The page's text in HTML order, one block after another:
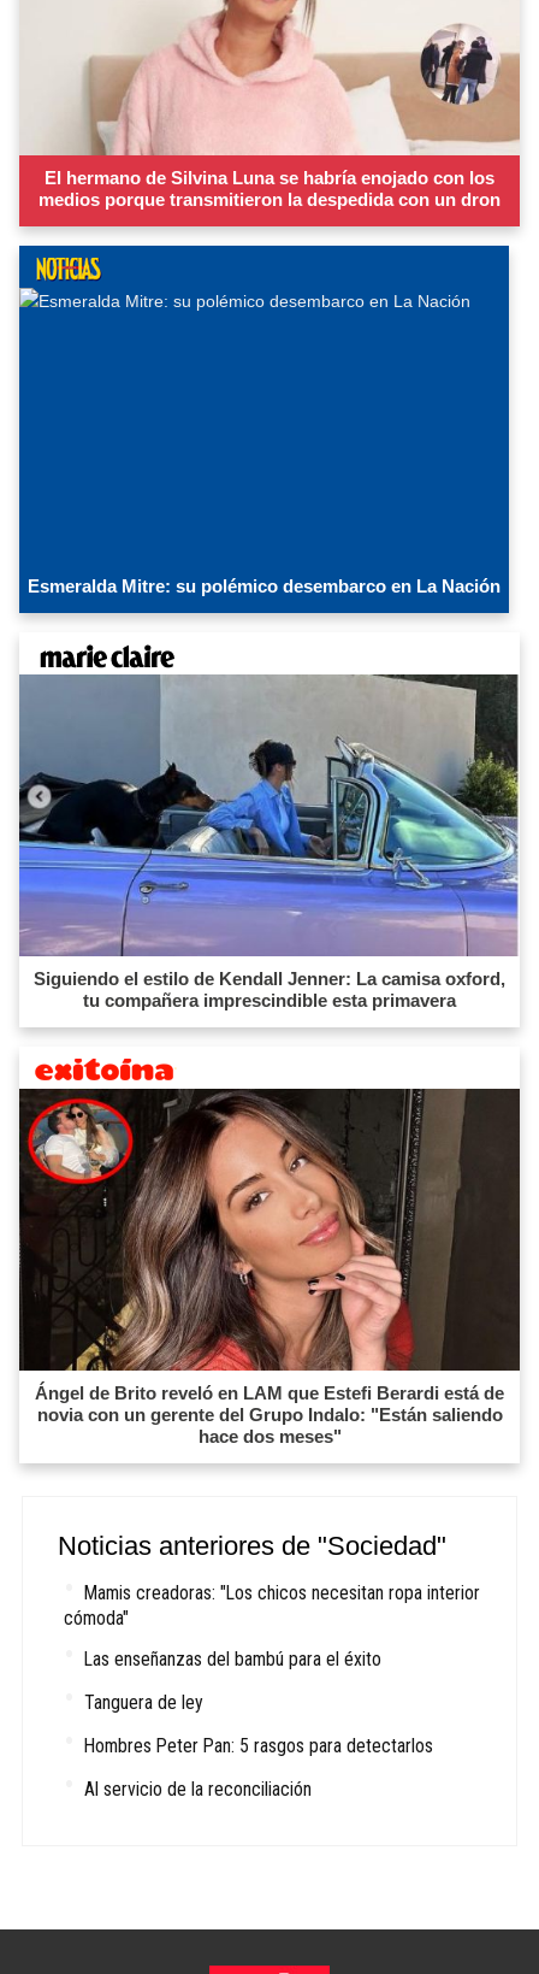
El hermano de Silvina Luna se habría enojado con los
medios porque transmitieron la despedida con un dron
Esmeralda Mitre: su polémico desembarco en La Nación
Siguiendo el estilo de Kendall Jenner: La camisa oxford,
tu compañera imprescindible esta primavera
Ángel de Brito reveló en LAM que Estefi Berardi está de
novia con un gerente del Grupo Indalo: "Están saliendo
hace dos meses"
Noticias anteriores de "Sociedad"
Mamis creadoras: "Los chicos necesitan ropa interior
cómoda"
Las enseñanzas del bambú para el éxito
Tanguera de ley
Hombres Peter Pan: 5 rasgos para detectarlos
Al servicio de la reconciliación